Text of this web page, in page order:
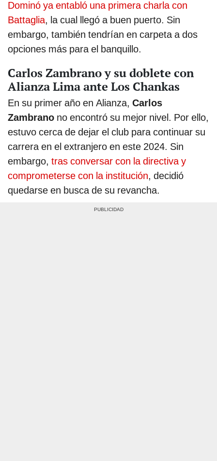
Dominó ya entabló una primera charla con
Battaglia, la cual llegó a buen puerto. Sin
embargo, también tendrían en carpeta a dos
opciones más para el banquillo.
Carlos Zambrano y su doblete con
Alianza Lima ante Los Chankas
En su primer año en Alianza, Carlos
Zambrano no encontró su mejor nivel. Por ello,
estuvo cerca de dejar el club para continuar su
carrera en el extranjero en este 2024. Sin
embargo, tras conversar con la directiva y
comprometerse con la institución, decidió
quedarse en busca de su revancha.